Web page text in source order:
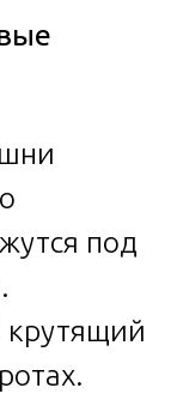
под
крутящий